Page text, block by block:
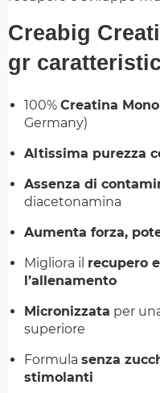
Creabig
gr
100% Creatina
Germany)
Altissima purezza
Assenza di
diacetonamina
Aumenta forza,
Migliora il recupero
l’allenamento
Micronizzata per
superiore
Formula senza
stimolanti